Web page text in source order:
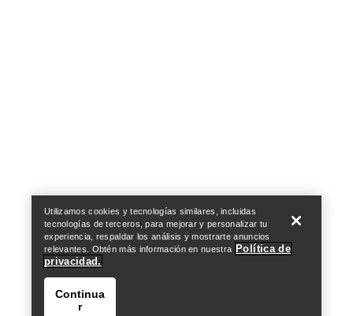
Utilizamos cookies y tecnologías similares, incluidas
tecnologías de terceros, para mejorar y personalizar tu
experiencia, respaldar los análisis y mostrarte anuncios
relevantes. Obtén más información en nuestra Política de
privacidad.
Continua
r